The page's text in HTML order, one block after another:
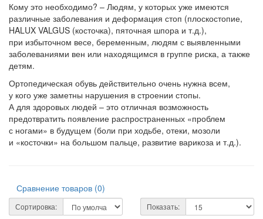
Кому это необходимо? – Людям, у которых уже имеются
различные заболевания и деформация стоп (плоскостопие,
HALUX VALGUS (косточка), пяточная шпора и т.д.),
при избыточном весе, беременным, людям с выявленными
заболеваниями вен или находящимся в группе риска, а также
детям.
Ортопедическая обувь действительно очень нужна всем,
у кого уже заметны нарушения в строении стопы.
А для здоровых людей – это отличная возможность
предотвратить появление распространенных «проблем
с ногами» в будущем (боли при ходьбе, отеки, мозоли
и «косточки» на большом пальце, развитие варикоза и т.д.).
Сравнение товаров (0)
Сортировка: Показать: